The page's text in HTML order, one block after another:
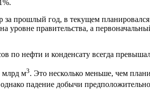
прошлый год, в текущем
правительства, а
по нефти и конденсату всегда
млрд м3. Это несколько меньше, чем
падение добычи